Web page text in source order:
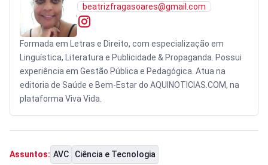
beatrizfragasoares@gmail.com
Formada em Letras e Direito, com especialização em
Linguística, Literatura e Publicidade & Propaganda. Possui
experiência em Gestão Pública e Pedagógica. Atua na
editoria de Saúde e Bem-Estar do AQUINOTICIAS.COM, na
plataforma Viva Vida.
Assuntos: AVC Ciência e Tecnologia